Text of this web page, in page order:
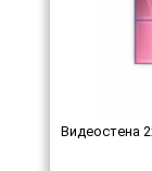
Видеостена